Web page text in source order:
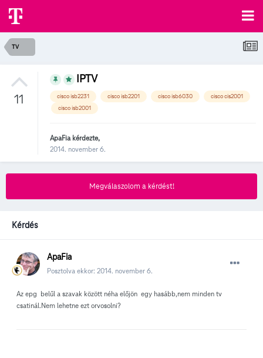
TV
11
IPTV
cisco isb2231 cisco isb2201 cisco isb6030
cisco cis2001
cisco isb2001
ApaFiakérdezte,
2014. november 6.
Megválaszolom a kérdést!
Kérdés
ApaFia
Posztolva ekkor: 2014. november 6.
Az epg belűl a szavak között néha előjön egy hasább,nem minden tv
csatinál.Nem lehetne ezt orvosolni?